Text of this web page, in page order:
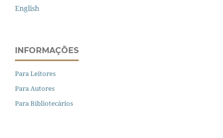
English
INFORMAÇÕES
Para Leitores
Para Autores
Para Bibliotecários